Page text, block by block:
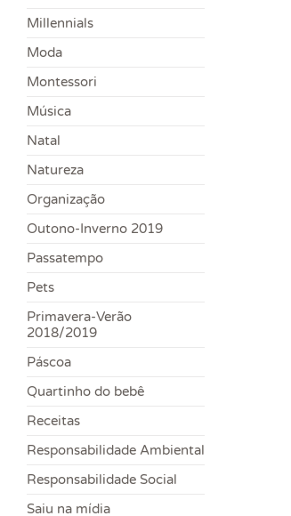
Millennials
Moda
Montessori
Música
Natal
Natureza
Organização
Outono-Inverno 2019
Passatempo
Pets
Primavera-Verão
2018/2019
Páscoa
Quartinho do bebê
Receitas
Responsabilidade Ambiental
Responsabilidade Social
Saiu na mídia